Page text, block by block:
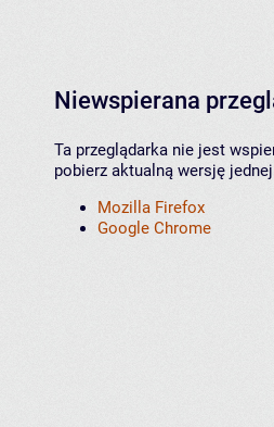
Niewspierana
Ta przeglądarka nie jest
pobierz aktualną wersję
Mozilla Firefox
Google Chrome